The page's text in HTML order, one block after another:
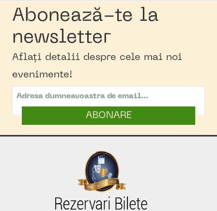
Abonează-te la
newsletter
Aflați detalii despre cele mai noi
evenimente!
ABONARE